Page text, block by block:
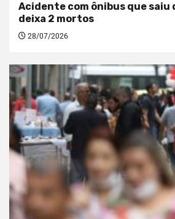
Acidente com ônibus que saiu
deixa 2 mortos
28/07/2026